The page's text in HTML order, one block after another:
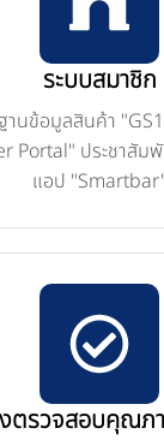
ระบบสมาชิก
านข้อมูลสินค้า
Portal" ประชาสัม
แอป
ตรวจสอบคุณภ